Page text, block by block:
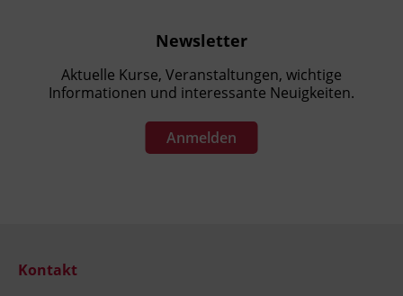
Newsletter
Aktuelle Kurse, Veranstaltungen, wichtige
Informationen und interessante Neuigkeiten.
Anmelden
Kontakt